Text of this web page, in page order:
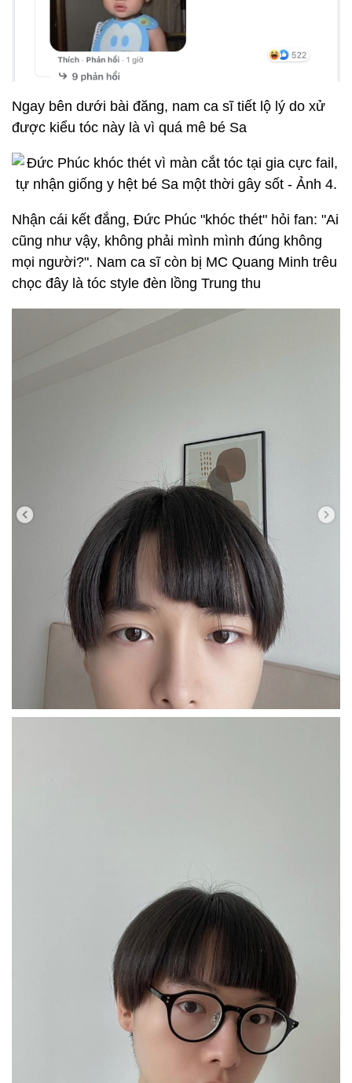
Ngay bên dưới bài đăng, nam ca sĩ tiết lộ lý do xử
được kiểu tóc này là vì quá mê bé Sa
Nhận cái kết đắng, Đức Phúc "khóc thét" hỏi fan: "Ai
cũng như vậy, không phải mình mình đúng không
mọi người?". Nam ca sĩ còn bị MC Quang Minh trêu
chọc đây là tóc style đèn lồng Trung thu